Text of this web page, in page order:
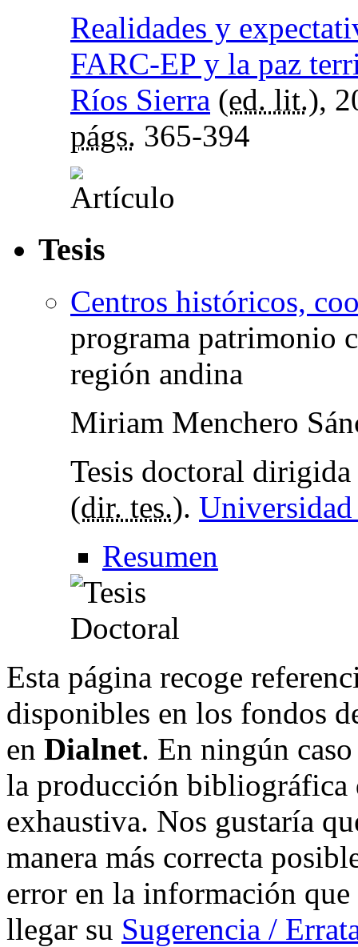
Realidades y
FARC-EP y la paz
Ríos Sierra (ed. lit.),
págs. 365-394
Tesis
Centros históricos,
programa patrimonio
región andina
Miriam Menchero
Tesis doctoral
(dir. tes.).
Resumen
Esta página recoge
disponibles en los fondos
en Dialnet. En ningún
la producción bibliográfica
exhaustiva. Nos gustaría
manera más correcta
error en la información
llegar su Sugerencia /